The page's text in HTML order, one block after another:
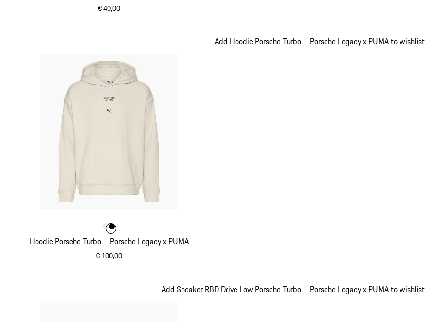
€ 40,00
Hoodie Porsche Turbo – Porsche Legacy x PUMA
€ 100,00
Add Hoodie Porsche Turbo – Porsche Legacy x PUMA to wishlist
Kleur
Kleur
Kleur
Add Sneaker RBD Drive Low Porsche Turbo – Porsche Legacy x PUMA to wishlist